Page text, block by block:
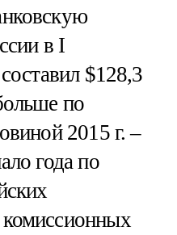
в I
$128,3
по
2015 г. –
года по